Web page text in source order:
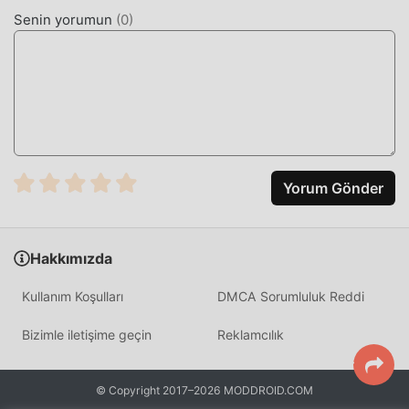
Akinator 8.8.28 indirip yükleyebilirsiniz. Ne duruyorsun,
güçlü işlevleri çok sayıda kullanıcıyı kendine çekmiştir.
Geleneksel entertainment uygulamalarıyla
karşılaştırıldığında, Akinator daha zengin bir deneyim ve
deneyimleyebilirsiniz ve tamamen ücretsizdir! Ayrıca
bulunmaları, uygulamada karşılaştıkları mutlulukları
paylaşmaları için entertainment uygulamasını da destekler,
ne bekliyorsunuz, hemen gelin ve indirin
EŞSIZ MOD
Senin yorumun (0)
Yorum Gönder
Hakkımızda
Kullanım Koşulları DMCA Sorumluluk Reddi
Bizimle iletişime geçin Reklamcılık
© Copyright 2017–2026 MODDROID.COM